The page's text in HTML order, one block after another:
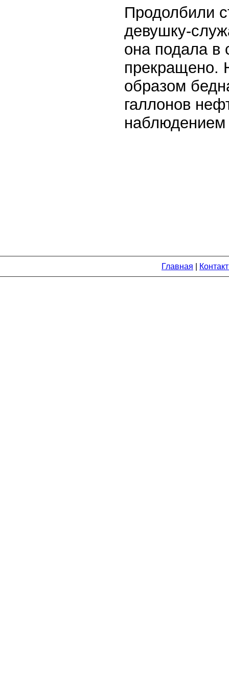
Продолбили
девушку-
она подала в
прекращено.
образом
галлонов
Главная